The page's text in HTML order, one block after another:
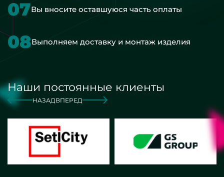
07Вы вносите оставшуюся часть оплаты
08Выполняем доставку и монтаж изделия
Наши постоянные клиенты
НАЗАД ВПЕРЕД